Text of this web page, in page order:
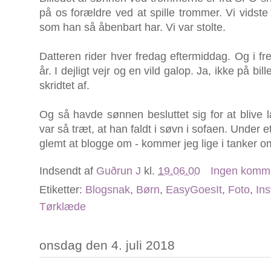
på os forældre ved at spille trommer. Vi
som han så åbenbart har. Vi var stolte.
Datteren rider hver fredag eftermiddag. Og i
år. I dejligt vejr og en vild galop. Ja, ikke på
skridtet af.
Og så havde sønnen besluttet sig for at
var så træt, at han faldt i søvn i sofaen. Under
glemt at blogge om - kommer jeg lige i tanker
Indsendt af Guðrun J kl. 19.06.00
Ingen
Etiketter: Blogsnak, Børn, EasyGoesIt, Foto,
Tørklæde
onsdag den 4. juli 2018